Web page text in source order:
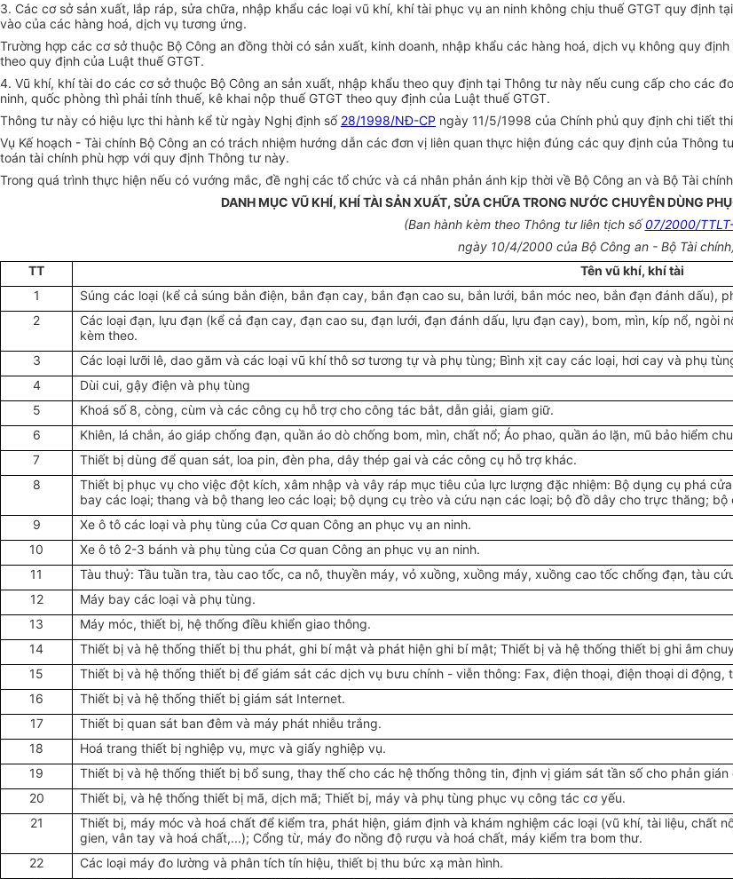
3. Các cơ sở sản xuất, lắp ráp, sửa chữa, nhập khẩu các loại vũ khí, khí tài phục vụ an ninh không chịu thuế GTGT quy định
vào của các hàng hoá, dịch vụ tương ứng.
Trường hợp các cơ sở thuộc Bộ Công an đồng thời có sản xuất, kinh doanh, nhập khẩu các hàng hoá, dịch vụ không quy
theo quy định của Luật thuế GTGT.
4. Vũ khí, khí tài do các cơ sở thuộc Bộ Công an sản xuất, nhập khẩu theo quy định tại Thông tư này nếu cung cấp cho các
ninh, quốc phòng thì phải tính thuế, kê khai nộp thuế GTGT theo quy định của Luật thuế GTGT.
Thông tư này có hiệu lực thi hành kể từ ngày Nghị định số 28/1998/NĐ-CP ngày 11/5/1998 của Chính phủ quy định chi tiết
Vụ Kế hoạch - Tài chính Bộ Công an có trách nhiệm hướng dẫn các đơn vị liên quan thực hiện đúng các quy định của
toán tài chính phù hợp với quy định Thông tư này.
Trong quá trình thực hiện nếu có vướng mắc, đề nghị các tổ chức và cá nhân phản ánh kịp thời về Bộ Công an và Bộ Tài
DANH MỤC VŨ KHÍ, KHÍ TÀI SẢN XUẤT, SỬA CHỮA TRONG NƯỚC CHUYÊN DÙNG
(Ban hành kèm theo Thông tư liên tịch số07/2000/
ngày 10/4/2000 của Bộ Công an - Bộ Tài
TT
Tên vũ khí, khí tài
1
Súng các loại (kể cả súng bắn điện, bắn đạn cay, bắn đạn cao su, bắn lưới, bắn móc neo, bắn đạn đánh dấu),
2
Các loại đạn, lựu đạn (kể cả đạn cay, đạn cao su, đạn lưới, đạn đánh dấu, lựu đạn cay), bom, mìn, kíp nổ,
kèm theo.
3
Các loại lưỡi lê, dao găm và các loại vũ khí thô sơ tương tự và phụ tùng; Bình xịt cay các loại, hơi cay và phụ
4
Dùi cui, gậy điện và phụ tùng
5
Khoá số 8, còng, cùm và các công cụ hỗ trợ cho công tác bắt, dẫn giải, giam giữ.
6
Khiên, lá chắn, áo giáp chống đạn, quần áo dò chống bom, mìn, chất nổ; Áo phao, quần áo lặn, mũ bảo hiểm
7
Thiết bị dùng để quan sát, loa pin, đèn pha, dây thép gai và các công cụ hỗ trợ khác.
8
Thiết bị phục vụ cho việc đột kích, xâm nhập và vây ráp mục tiêu của lực lượng đặc nhiệm: Bộ dụng cụ phá
bay các loại; thang và bộ thang leo các loại; bộ dụng cụ trèo và cứu nạn các loại; bộ đồ dây cho trực thăng;
9
Xe ô tô các loại và phụ tùng của Cơ quan Công an phục vụ an ninh.
10
Xe ô tô 2-3 bánh và phụ tùng của Cơ quan Công an phục vụ an ninh.
11
Tàu thuỷ: Tầu tuần tra, tàu cao tốc, ca nô, thuyền máy, vỏ xuồng, xuồng máy, xuồng cao tốc chống đạn, tàu
12
Máy bay các loại và phụ tùng.
13
Máy móc, thiết bị, hệ thống điều khiển giao thông.
14
Thiết bị và hệ thống thiết bị thu phát, ghi bí mật và phát hiện ghi bí mật; Thiết bị và hệ thống thiết bị ghi âm
15
Thiết bị và hệ thống thiết bị để giám sát các dịch vụ bưu chính - viễn thông: Fax, điện thoại, điện thoại di
16
Thiết bị và hệ thống thiết bị giám sát Internet.
17
Thiết bị quan sát ban đêm và máy phát nhiễu trắng.
18
Hoá trang thiết bị nghiệp vụ, mực và giấy nghiệp vụ.
19
Thiết bị và hệ thống thiết bị bổ sung, thay thế cho các hệ thống thông tin, định vị giám sát tần số cho phản gián
20
Thiết bị, và hệ thống thiết bị mã, dịch mã; Thiết bị, máy và phụ tùng phục vụ công tác cơ yếu.
21
Thiết bị, máy móc và hoá chất để kiểm tra, phát hiện, giám định và khám nghiệm các loại (vũ khí, tài liệu, chất
gien, vân tay và hoá chất,...); Cổng từ, máy đo nồng độ rượu và hoá chất, máy kiểm tra bom thư.
22
Các loại máy đo lường và phân tích tín hiệu, thiết bị thu bức xạ màn hình.